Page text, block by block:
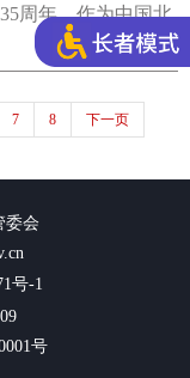
周年。作为中国北
7 8 下一页
委会
号-1
号